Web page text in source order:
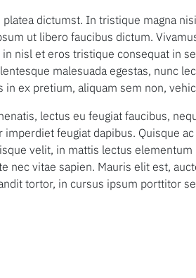
platea dictumst. In tristique magna
ut libero faucibus dictum.
nisl et eros tristique consequat in
malesuada egestas, nunc
in ex pretium, aliquam sem non,
lectus eu feugiat faucibus,
imperdiet feugiat dapibus. Quisque
velit, in mattis lectus
nec vitae sapien. Mauris elit est,
tortor, in cursus ipsum porttitor